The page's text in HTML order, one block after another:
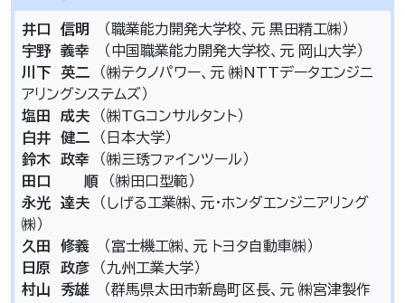
井口 信明
（職業能力開発大学校、元 黒田精工㈱）
宇野 義幸 （中国職業能力開発大学校、元 岡山大学）
川下 英二 （㈱テクノパワー、元 ㈱NTTデータエンジニ
アリングシステムズ）
塩田 成夫 （㈱TGコンサルタント）
白井 健二 （日本大学）
鈴木 政幸 （㈱三琇ファインツール）
田口 順 （㈱田口型範）
永光 達夫 （しげる工業㈱、元･ホンダエンジニアリング
㈱）
久田 修義 （富士機工㈱、元 トヨタ自動車㈱）
日原 政彦 （九州工業大学）
村山 秀雄 （群馬県太田市新島町区長、元 ㈱宮津製作